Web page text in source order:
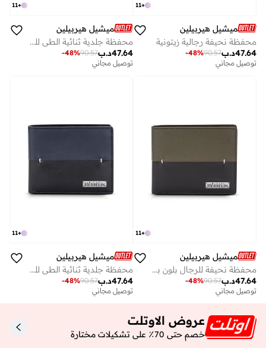
+
11
ميشيل هيربيلين
محفظة نحيفة رجالية زيتونية
د.ب47.64
90.57
-48%
توصيل مجاني
+
11
ميشيل هيربيلين
محفظة جلدية ثنائية الطي للرجال - أزرق ورمادي
د.ب47.64
90.57
-48%
توصيل مجاني
+
11
ميشيل هيربيلين
محفظة نحيفة للرجال بلون بني زيتوني بلوط
د.ب47.64
90.57
-48%
توصيل مجاني
+
11
ميشيل هيربيلين
محفظة جلدية ثنائية الطي للرجال باللونين الأزرق والأسود
د.ب47.64
90.57
-48%
توصيل مجاني
عروض الاوتلت
خصم حتى 70٪ على تشكيلات مختارة